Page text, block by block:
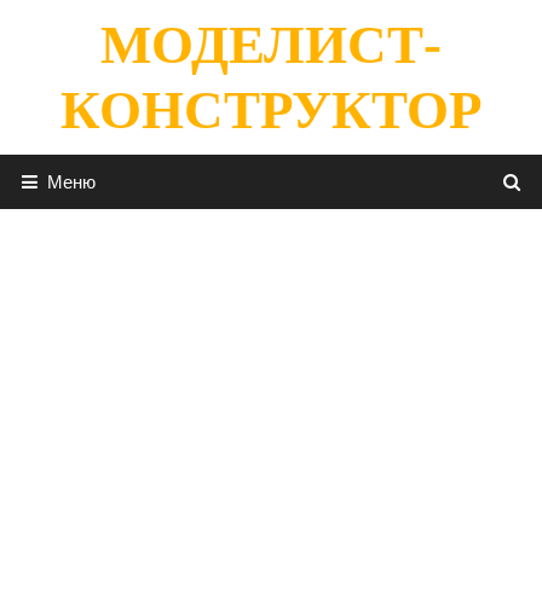
содержимомуМОДЕЛИСТ-
КОНСТРУКТОР
Меню